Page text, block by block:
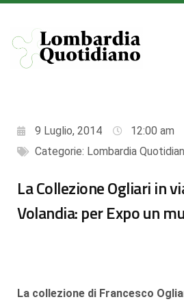
9 Luglio, 2014
12:00 am
Categorie: Lombardia
La Collezione Ogliari in
Volandia: per Expo un
La collezione di Francesco